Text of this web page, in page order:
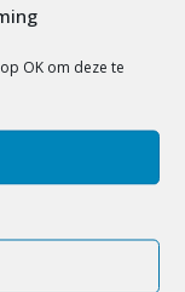
OK om deze te